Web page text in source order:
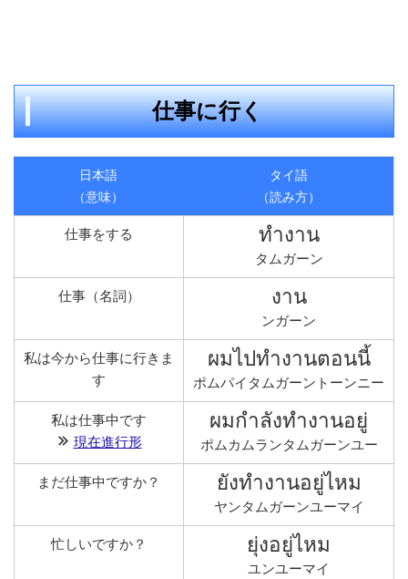
仕事に行く
日本語
（意味）
タイ語
（読み方）
仕事をする ทำงาน
タムガーン
仕事（名詞） งาน
ンガーン
私は今から仕事に行きま
す
ผมไปทำงานตอนนี้
ポムパイタムガーントーンニー
私は仕事中です
現在進行形
ผมกำลังทำงานอยู่
ポムカムランタムガーンユー
まだ仕事中ですか？ ยังทำงานอยู่ไหม
ヤンタムガーンユーマイ
忙しいですか？ ยุ่งอยู่ไหม
ユンユーマイ